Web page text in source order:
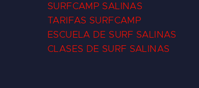
SURFCAMP SALINAS
TARIFAS SURFCAMP
ESCUELA DE SURF SALINAS
CLASES DE SURF SALINAS